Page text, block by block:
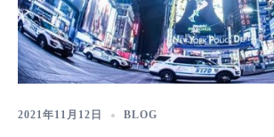
2021年11月12日 BLOG